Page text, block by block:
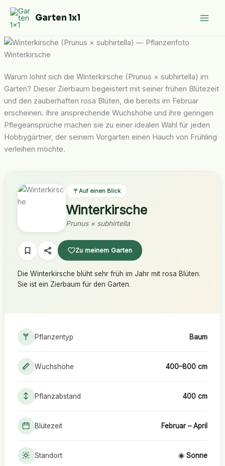
Zum
Inhalt
springen
Garten 1x1
Winterkirsche
Warum lohnt sich die Winterkirsche (Prunus × subhirtella) im
Garten? Dieser Zierbaum begeistert mit seiner frühen Blütezeit
und den zauberhaften rosa Blüten, die bereits im Februar
erscheinen. Ihre ansprechende Wuchshöhe und ihre geringen
Pflegeansprüche machen sie zu einer idealen Wahl für jeden
Hobbygärtner, der seinem Vorgarten einen Hauch von Frühling
verleihen möchte.
Auf einen Blick
Winterkirsche
Prunus × subhirtella
Zu meinem Garten
Die Winterkirsche blüht sehr früh im Jahr mit rosa Blüten.
Sie ist ein Zierbaum für den Garten.
Pflanzentyp Baum
Wuchshöhe 400–800 cm
Pflanzabstand 400 cm
Blütezeit Februar – April
Standort ☀️ Sonne